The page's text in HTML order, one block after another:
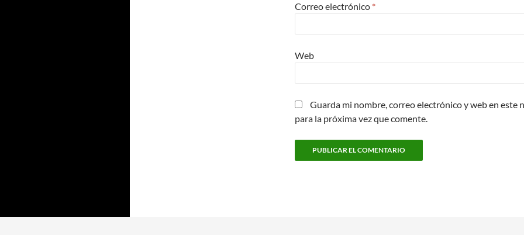
Correo electrónico *
Web
Guarda mi nombre, correo electrónico y web en este
para la próxima vez que comente.